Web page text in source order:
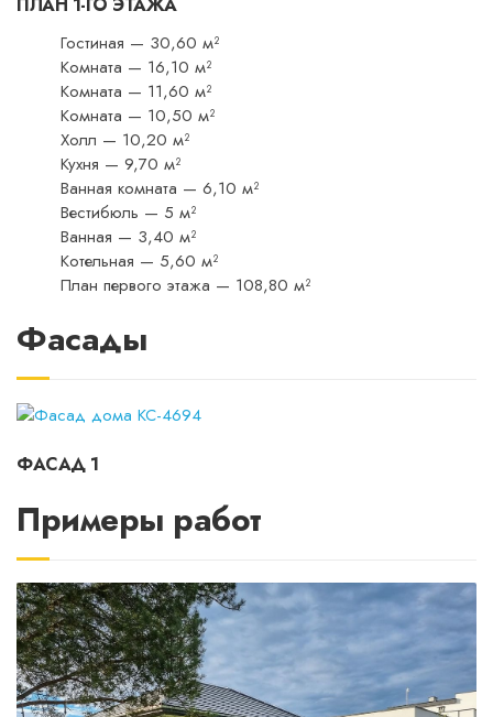
ПЛАН 1-ГО ЭТАЖА
Гостиная — 30,60 м²
Комната — 16,10 м²
Комната — 11,60 м²
Комната — 10,50 м²
Холл — 10,20 м²
Кухня — 9,70 м²
Ванная комната — 6,10 м²
Вестибюль — 5 м²
Ванная — 3,40 м²
Котельная — 5,60 м²
План первого этажа — 108,80 м²
Фасады
ФАСАД 1
Примеры работ